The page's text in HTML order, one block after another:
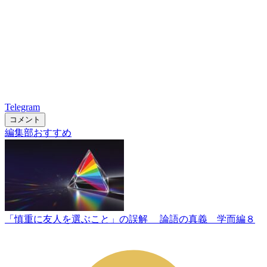
Telegram
コメント
編集部おすすめ
「慎重に友人を選ぶこと」の誤解 論語の真義 学而編８